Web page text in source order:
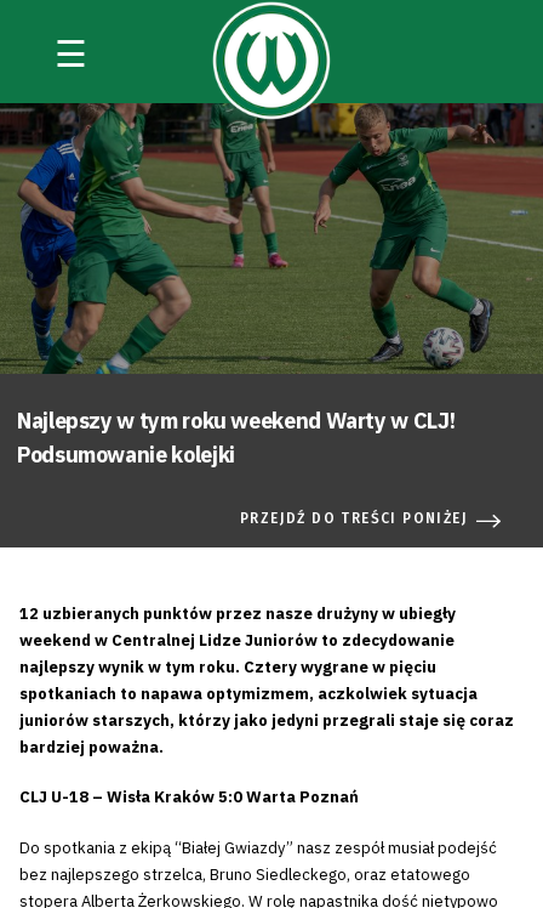
☰
Najlepszy w tym roku weekend Warty w CLJ!
Podsumowanie kolejki
PRZEJDŹ DO TREŚCI PONIŻEJ
12 uzbieranych punktów przez nasze drużyny w ubiegły
weekend w Centralnej Lidze Juniorów to zdecydowanie
najlepszy wynik w tym roku. Cztery wygrane w pięciu
spotkaniach to napawa optymizmem, aczkolwiek sytuacja
juniorów starszych, którzy jako jedyni przegrali staje się coraz
bardziej poważna.
CLJ U-18 – Wisła Kraków 5:0 Warta Poznań
Do spotkania z ekipą “Białej Gwiazdy” nasz zespół musiał podejść
bez najlepszego strzelca, Bruno Siedleckego, oraz etatowego
stopera Alberta Żerkowskiego. W rolę napastnika dość nietypowo